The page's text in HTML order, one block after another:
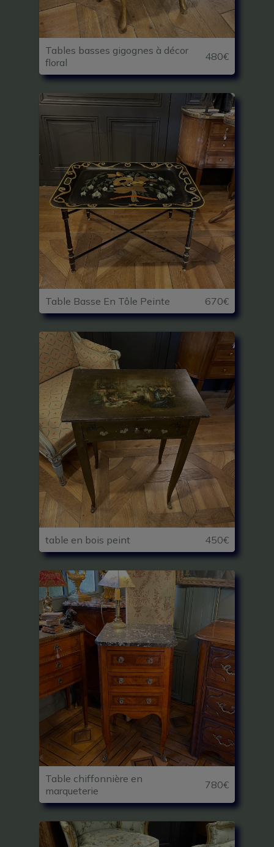
Tables basses gigognes à décor
floral
480€
Table Basse En Tôle Peinte 670€
table en bois peint 450€
Table chiffonnière en
marqueterie
780€